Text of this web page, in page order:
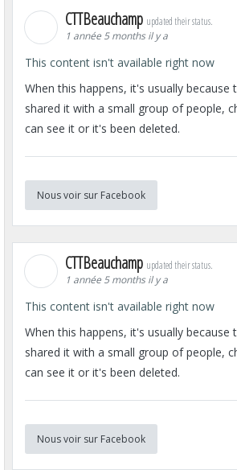
CTTBeauchamp updated their status.
1 année 5 months il y a
This content isn't available right now
When this happens, it's usually because
shared it with a small group of people,
can see it or it's been deleted.
Nous voir sur Facebook
CTTBeauchamp updated their status.
1 année 5 months il y a
This content isn't available right now
When this happens, it's usually because
shared it with a small group of people,
can see it or it's been deleted.
Nous voir sur Facebook